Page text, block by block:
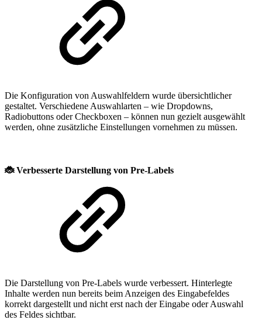
Die Konfiguration von Auswahlfeldern wurde übersichtlicher
gestaltet. Verschiedene Auswahlarten – wie Dropdowns,
Radiobuttons oder Checkboxen – können nun gezielt ausgewählt
werden, ohne zusätzliche Einstellungen vornehmen zu müssen.
🐞Verbesserte Darstellung von Pre-Labels
Die Darstellung von Pre-Labels wurde verbessert. Hinterlegte
Inhalte werden nun bereits beim Anzeigen des Eingabefeldes
korrekt dargestellt und nicht erst nach der Eingabe oder Auswahl
des Feldes sichtbar.